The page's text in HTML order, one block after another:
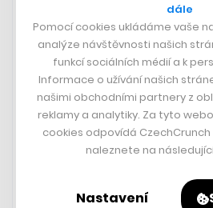
Všechny nové
mířící do Evropy už
elektrické
Japonská automobilka Nissan
roku 2030 prodávat už jen
nové mody, které na starém
jen plně elektrické. Dnes to uvedl
dále
Pomocí cookies ukládáme vaše
analýze návštěvnosti našich
funkcí sociálních médií a k
Informace o užívání našich
našimi obchodními partnery z
reklamy a analytiky. Za tyto
cookies odpovídá
naleznete na
Nastavení